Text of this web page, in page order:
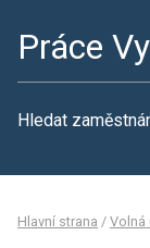
Práce
Hledat
Hlavní strana / Volná